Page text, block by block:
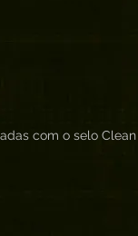
com o selo